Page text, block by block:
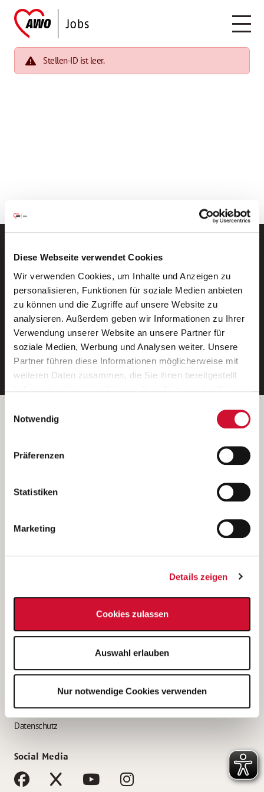
Diese Webseite verwendet Cookies
Wir verwenden Cookies, um Inhalte und Anzeigen zu
personalisieren, Funktionen für soziale Medien anbieten
zu können und die Zugriffe auf unsere Website zu
analysieren. Außerdem geben wir Informationen zu Ihrer
Verwendung unserer Website an unsere Partner für
soziale Medien, Werbung und Analysen weiter. Unsere
Partner führen diese Informationen möglicherweise mit
weiteren Daten zusammen, die Sie ihnen bereitgestellt
Wenn Sie auf „Cookies zulassen“ klicken, so stimmen
Sie der Speicherung sämtlicher Cookies zu. Sie können
Ihre Einwilligung selbstverständlich jederzeit widerrufen,
indem Sie die Cookie-Einstellungen aufrufen und diese
unsererDatenschutzerklärung
Notwendig
Präferenzen
Statistiken
Marketing
Details zeigen
Cookies zulassen
Auswahl erlauben
Nur notwendige Cookies verwenden
Stellen-ID ist leer.
Neue Stellen per E-Mail.
Ein kostenloser Service von AWO
Jobs.
E-Mail-Adresse eintragen
Betreiber der Webseite
Kantstraße 45a
(Ein Tochterunternehmen des AWO Bezirksverbandes Unterfranken
e.V.)
Bewerbung als Altenpflegehelfer*in
Bewerbung als Erzieher*in
AWO Gliederungen nach Bundesland
Impressum
Datenschutz
Social Media